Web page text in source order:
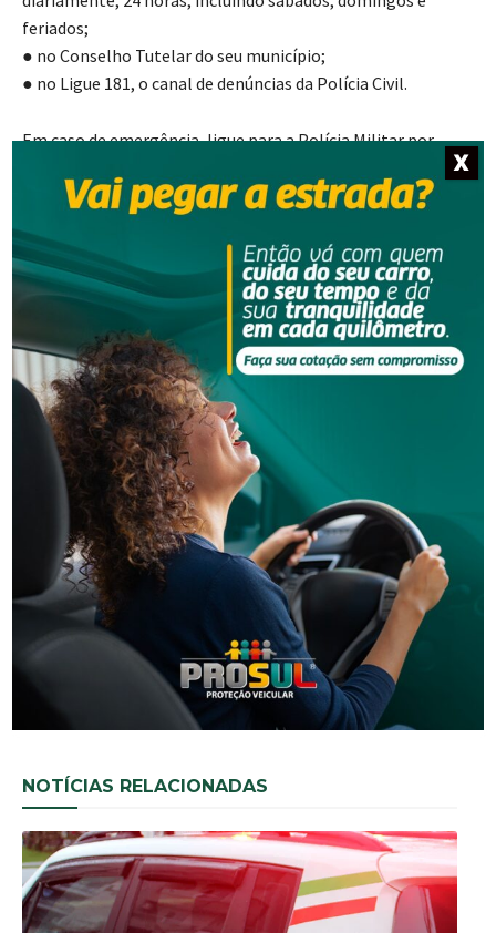
feriados;
● no Conselho Tutelar do seu município;
● no Ligue 181, o canal de denúncias da Polícia Civil.
Em caso de emergência, ligue para a Polícia Militar por
As situações também podem ser reportadas por meio de
boletins de ocorrência e da Central de Denúncias da
Polícia Civil, na Delegacia Virtual.
Coordenadoria de Comunicação Social do MPSC –
Correspondente Regional em Lages
- Anúncio -
NOTÍCIAS RELACIONADAS
X